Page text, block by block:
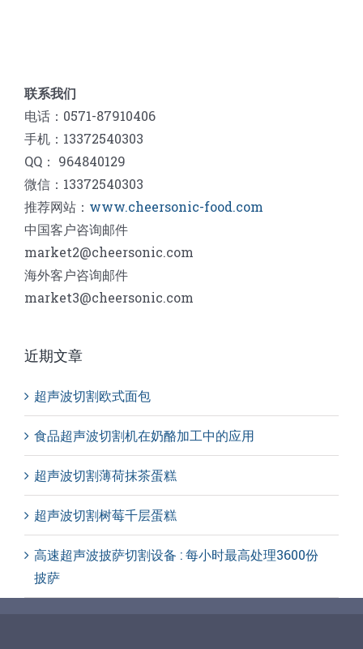
联系我们
电话：0571-87910406
手机：13372540303
QQ： 964840129
微信：13372540303
推荐网站： www.cheersonic-food.com
中国客户咨询邮件
market2@cheersonic.com
海外客户咨询邮件
market3@cheersonic.com
近期文章
超声波切割欧式面包
食品超声波切割机在奶酪加工中的应用
超声波切割薄荷抹茶蛋糕
超声波切割树莓千层蛋糕
高速超声波披萨切割设备 : 每小时最高处理3600份
披萨